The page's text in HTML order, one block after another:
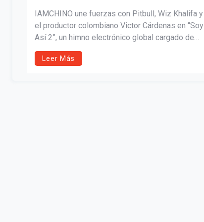
HIMNO ELECTRÓNICO GLOBAL “SOY
ASÍ 2”
IAMCHINO une fuerzas con Pitbull, Wiz Khalifa y
el productor colombiano Victor Cárdenas en “Soy
Así 2”, un himno electrónico global cargado de
energía. La canción fusiona ritmos latinos, dance-
pop y hip-hop, consolidando una colaboración
Leer Más